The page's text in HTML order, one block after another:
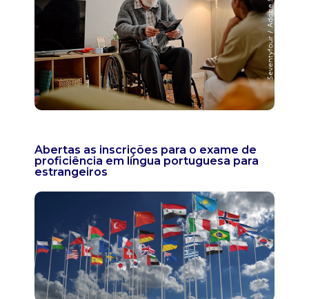
Abertas as inscrições para o exame de
proficiência em língua portuguesa para
estrangeiros